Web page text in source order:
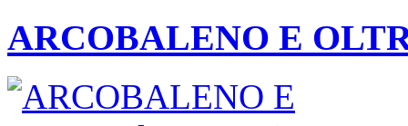
ARCOBALENO E